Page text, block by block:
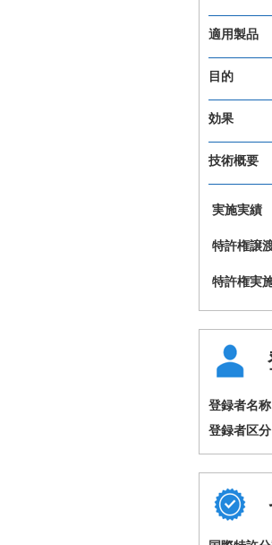
適用製品
目的
効果
技術概要
実施実
特許権
特許権実
登録者名称
登録者区分